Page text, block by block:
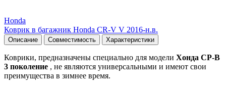
Honda
Коврик в багажник Honda CR-V V 2016-н.в.
Описание Совместимость Характеристики
Коврики, предназначены специально для модели Хонда СР-В
3 поколение , не являются универсальными и имеют свои
преимущества в зимнее время.